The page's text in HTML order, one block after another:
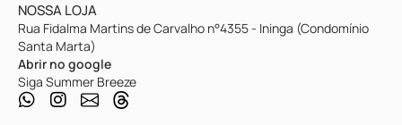
NOSSA LOJA
Rua Fidalma Martins de Carvalho n°4355 - Ininga (Condomínio
Santa Marta)
Abrir no google
Siga Summer Breeze